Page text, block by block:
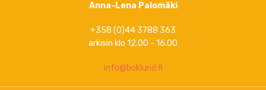
Anna-Lena Palomäki
+358 (0)44 3788 363
arkisin klo 12.00 - 16.00
info@boklund.fi